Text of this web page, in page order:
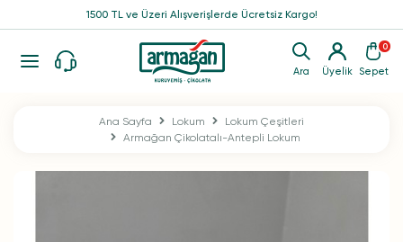
Ara Üyelik
0
Sepet
1500 TL ve Üzeri Alışverişlerde Ücretsiz Kargo!
Ana Sayfa Lokum
Lokum Çeşitleri
Armağan Çikolatalı-Antepli Lokum